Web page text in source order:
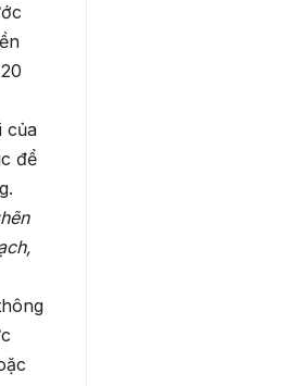
của
để